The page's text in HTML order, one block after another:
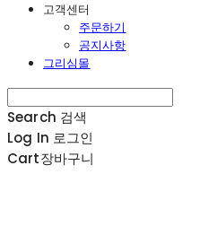
고객센터
주문하기
공지사항
그리심몰
Search 검색
Log In 로그인
Cart장바구니